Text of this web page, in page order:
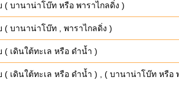
( บานาน่าโบ๊ท หรือ พาราไกลดิ่ง )
( บานาน่าโบ๊ท , พาราไกลดิ่ง )
( เดินใต้ทะเล หรือ ดำน้ำ )
( เดินใต้ทะเล หรือ ดำน้ำ ) , ( บานาน่าโบ๊ท หรือ